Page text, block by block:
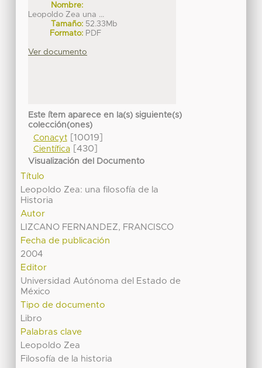
Nombre:
Leopoldo Zea una ...
Tamaño: 52.33Mb
Formato: PDF
Ver documento
Este ítem aparece en la(s) siguiente(s)
colección(ones)
Conacyt[10019]
Científica[430]
Visualización del Documento
Título
Leopoldo Zea: una filosofía de la
Historia
Autor
LIZCANO FERNANDEZ, FRANCISCO
Fecha de publicación
2004
Editor
Universidad Autónoma del Estado de
México
Tipo de documento
Libro
Palabras clave
Leopoldo Zea
Filosofía de la historia